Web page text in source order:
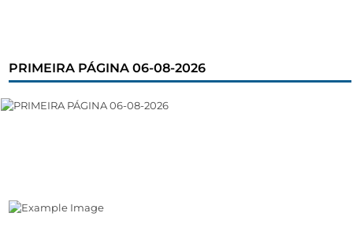
PRIMEIRA PÁGINA 06-08-2026